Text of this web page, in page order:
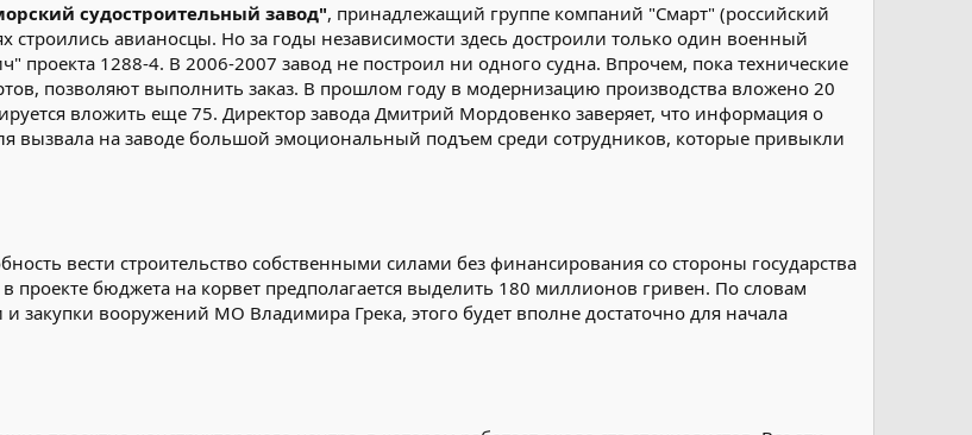
судостроительный завод", принадлежащий группе компаний "Смарт" (российский
строились авианосцы. Но за годы независимости здесь достроили только один военный
проекта 1288-4. В 2006-2007 завод не построил ни одного судна. Впрочем, пока технические
позволяют выполнить заказ. В прошлом году в модернизацию производства вложено 20
вложить еще 75. Директор завода Дмитрий Мордовенко заверяет, что информация о
вызвала на заводе большой эмоциональный подъем среди сотрудников, которые привыкли
вести строительство собственными силами без финансирования со стороны государства
проекте бюджета на корвет предполагается выделить 180 миллионов гривен. По словам
и закупки вооружений МО Владимира Грека, этого будет вполне достаточно для начала